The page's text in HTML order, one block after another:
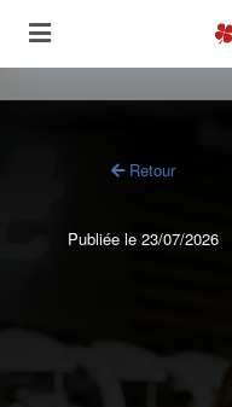
Retour
Publiée le 23/07/2026